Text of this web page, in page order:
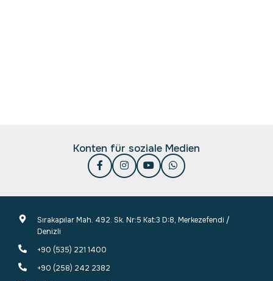
Konten für soziale Medien
Sırakapılar Mah. 492. Sk. Nr:5 Kat:3 D:8, Merkezefendi /
Denizli
+90 (535) 221 1400
+90 (258) 242 2382